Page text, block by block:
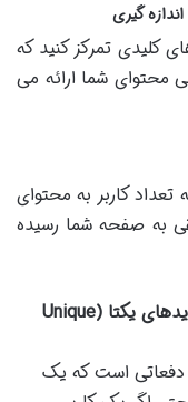
کلیدی تمرکز کنید که
محتوای شما ارائه می
کاربر به محتوای
به صفحه شما رسیده
تعداد بازدیدها (Pageviews) و بازدیدهای یکتا (Unique
دفعاتی است که یک